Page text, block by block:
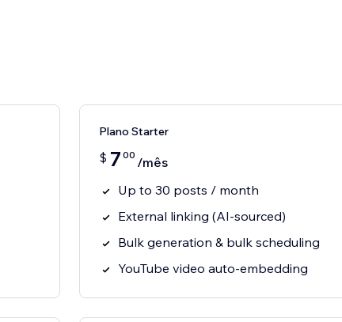
Plano Starter
$ 7 00 /mês
Up to 30 posts / month
External linking (AI-sourced)
Bulk generation & bulk scheduling
YouTube video auto-embedding